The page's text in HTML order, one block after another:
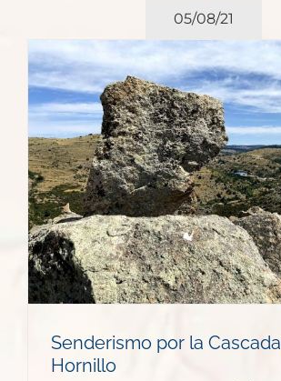
05/08/21
Senderismo por la
Hornillo